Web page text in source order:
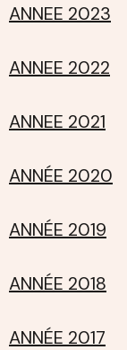
ANNEE 2023
ANNEE 2022
ANNEE 2021
ANNÉE 2020
ANNÉE 2019
ANNÉE 2018
ANNÉE 2017